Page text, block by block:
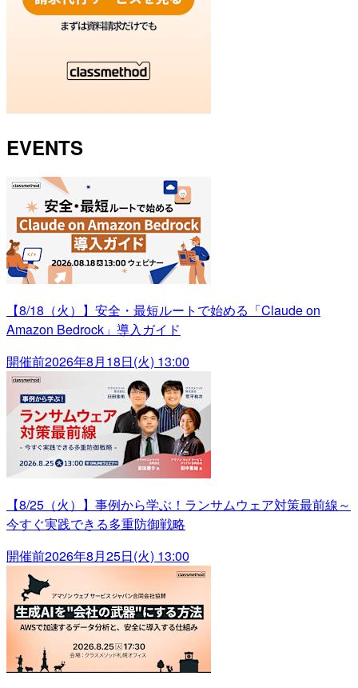
EVENTS
【8/18（火）】安全・最短ルートで始める「Claude on
Amazon Bedrock」導入ガイド
開催前2026年8月18日(火) 13:00
【8/25（火）】事例から学ぶ！ランサムウェア対策最前線～
今すぐ実践できる多重防御戦略
開催前2026年8月25日(火) 13:00